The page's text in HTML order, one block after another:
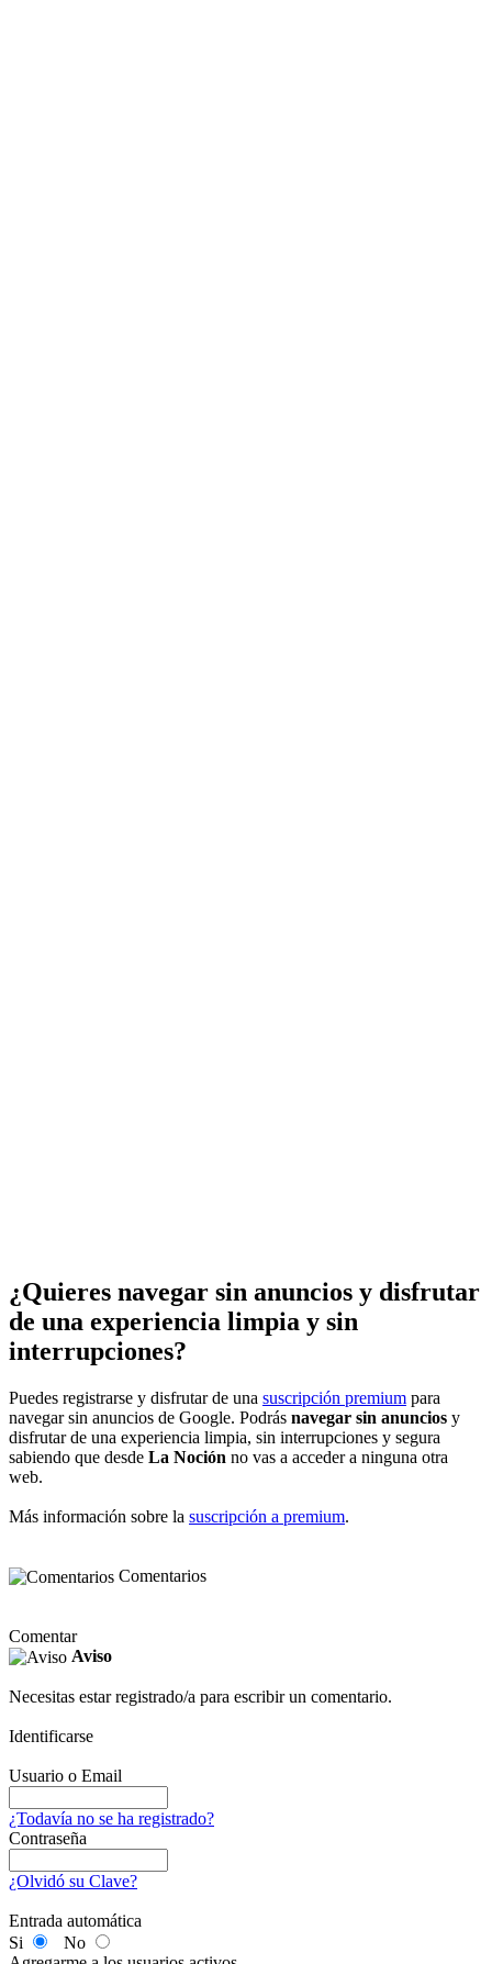
¿Quieres navegar sin anuncios y disfrutar
de una experiencia limpia y sin
interrupciones?
Puedes registrarse y disfrutar de una suscripción premium para
navegar sin anuncios de Google. Podrás navegar sin anuncios y
disfrutar de una experiencia limpia, sin interrupciones y segura
sabiendo que desde La Noción no vas a acceder a ninguna otra
web.
Más información sobre la suscripción a premium.
Comentarios
Comentar
Aviso
Necesitas estar registrado/a para escribir un comentario.
Identificarse
Usuario o Email
¿Todavía no se ha registrado?
Contraseña
¿Olvidó su Clave?
Entrada automática
Si
No